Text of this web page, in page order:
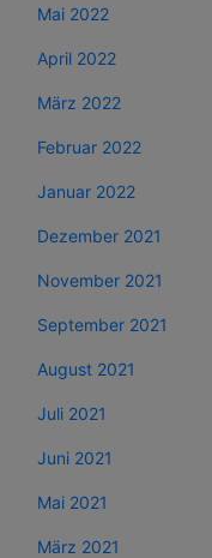
Mai 2022
April 2022
März 2022
Februar 2022
Januar 2022
Dezember 2021
November 2021
September 2021
August 2021
Juli 2021
Juni 2021
Mai 2021
März 2021